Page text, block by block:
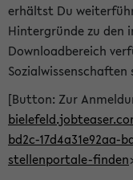
erhältst Du
Hintergründe zu den
Downloadbereich
Sozialwissenschaften
[Button: Zur
bd2c-
stellenportale-finden